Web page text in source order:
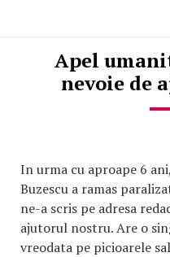
Apel
nevoie de
In urma cu aproape 6
Buzescu a ramas
ne-a scris pe adresa
ajutorul nostru. Are o
vreodata pe picioarele